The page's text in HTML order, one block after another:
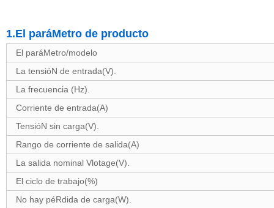
1.El paráMetro de producto
El paráMetro/modelo
La tensióN de entrada(V).
La frecuencia (Hz).
Corriente de entrada(A)
TensióN sin carga(V).
Rango de corriente de salida(A)
La salida nominal Vlotage(V).
El ciclo de trabajo(%)
No hay péRdida de carga(W).